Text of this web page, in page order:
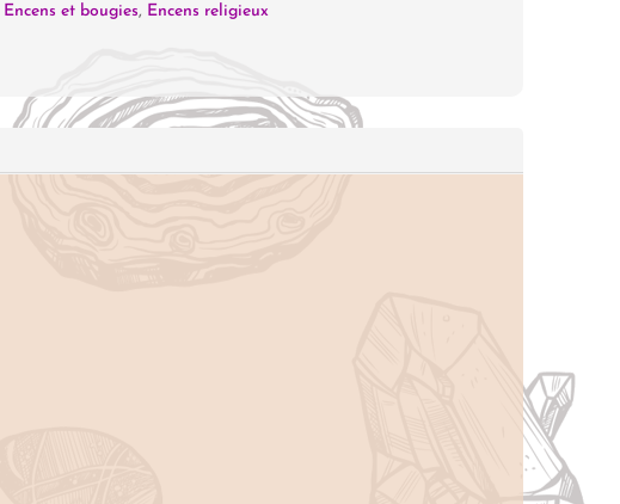
Encens et bougies, Encens religieux